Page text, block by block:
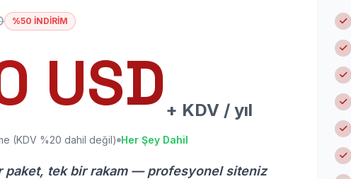
%50 İNDİRİM
USD + KDV / yıl
(KDV %20 dahil değil) Her Şey Dahil
paket, tek bir rakam — profesyonel siteniz